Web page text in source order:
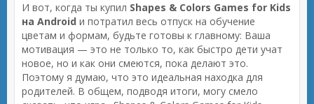
И вот, когда ты купил Shapes & Colors Games for Kids
на Android и потратил весь отпуск на обучение
цветам и формам, будьте готовы к главному: Ваша
мотивация — это не только то, как быстро дети учат
новое, но и как они смеются, пока делают это.
Поэтому я думаю, что это идеальная находка для
родителей. В общем, подводя итоги, могу смело